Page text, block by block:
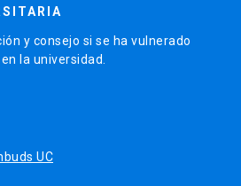
y consejo si se ha vulnerado
la universidad.
UC